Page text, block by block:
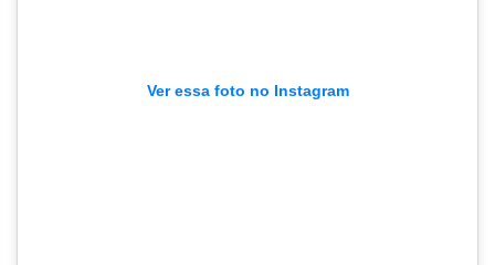
Ver essa foto no Instagram